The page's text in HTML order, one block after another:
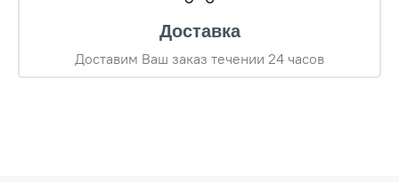
Доставка
Доставим Ваш заказ течении 24 часов